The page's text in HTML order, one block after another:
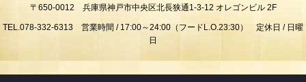
〒650-0012 兵庫県神戸市中央区北長狭通1-3-12 オレゴンビル 2F
TEL.078-332-6313 営業時間 / 17:00～24:00（フードL.O.23:30） 定休日 / 日曜
日